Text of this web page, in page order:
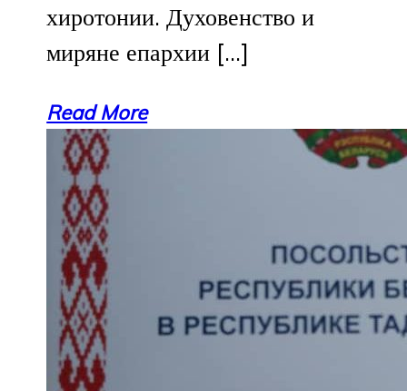
хиротонии. Духовенство и
миряне епархии […]
Read More